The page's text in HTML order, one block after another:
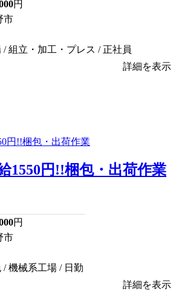
円
市
/ 組立・加工・プレス / 正社員
詳細を表示
1550円!!梱包・出荷作業
円
市
/ 機械系工場 / 日勤
詳細を表示